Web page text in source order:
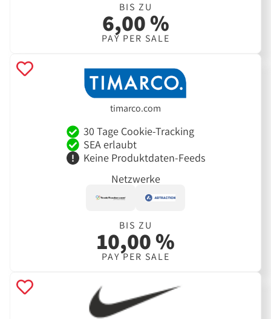
BIS ZU
6,00 %
PAY PER SALE
timarco.com
30 Tage Cookie-Tracking
SEA erlaubt
Keine Produktdaten-Feeds
Netzwerke
BIS ZU
10,00 %
PAY PER SALE